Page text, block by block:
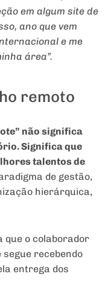
em algum site de
ano que vem
e me
área”.
remoto
não significa
Significa que
talentos de
de gestão,
hierárquica,
que o colaborador
recebendo
entrega dos